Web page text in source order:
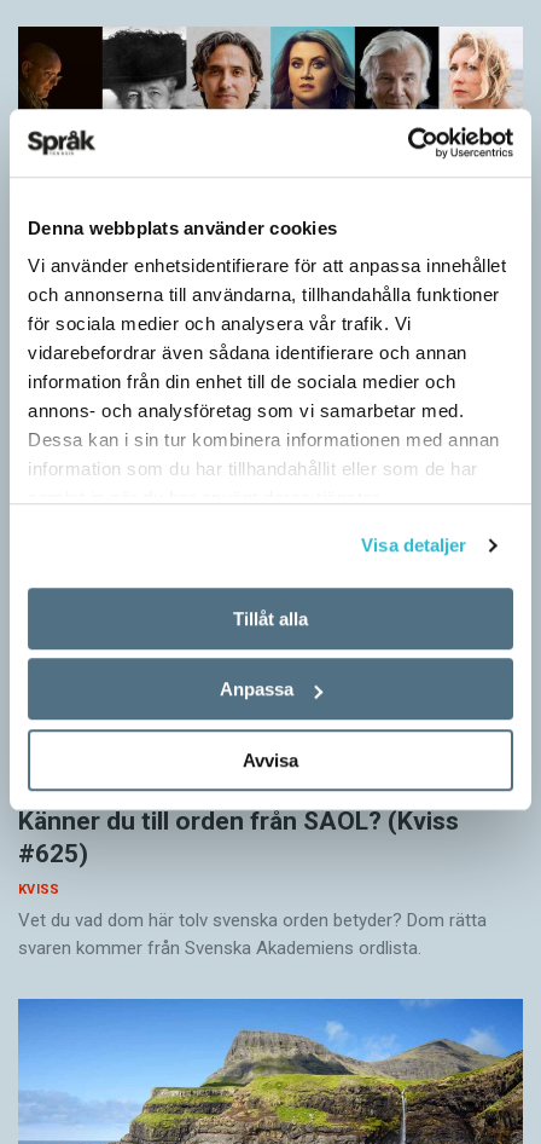
Denna webbplats använder cookies
Vi använder enhetsidentifierare för att anpassa innehållet
och annonserna till användarna, tillhandahålla funktioner
för sociala medier och analysera vår trafik. Vi
vidarebefordrar även sådana identifierare och annan
information från din enhet till de sociala medier och
annons- och analysföretag som vi samarbetar med.
Dessa kan i sin tur kombinera informationen med annan
information som du har tillhandahållit eller som de har
Visa detaljer
Tillåt alla
Anpassa
Avvisa
Vilket språk är detta? (Kviss #626)
KVISS
I det här kvisset möter du texter om berömda svenska
författare på tolv olika språk hämtade från Wikipedia. Men vilka
är språken?
Känner du till orden från SAOL? (Kviss
#625)
KVISS
Vet du vad dom här tolv svenska orden betyder? Dom rätta
svaren kommer från Svenska Akademiens ordlista.